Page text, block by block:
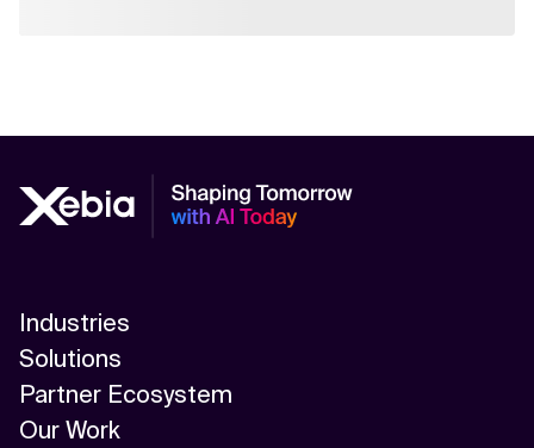
Industries
Solutions
Partner Ecosystem
Our Work